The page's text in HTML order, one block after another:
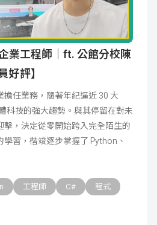
業工程師｜ft. 公館分校陳
好評】
擔任業務，隨著年紀逼近 30 大
科技的強大趨勢。與其停留在對未
擊，決定從零開始跨入完全陌生的
習，楷竣逐步掌握了 Python、
工程師 C#
程式